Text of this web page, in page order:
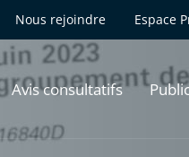
Nous rejoindre Espace
Avis consultatifs